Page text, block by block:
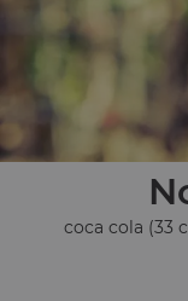
coca cola (33